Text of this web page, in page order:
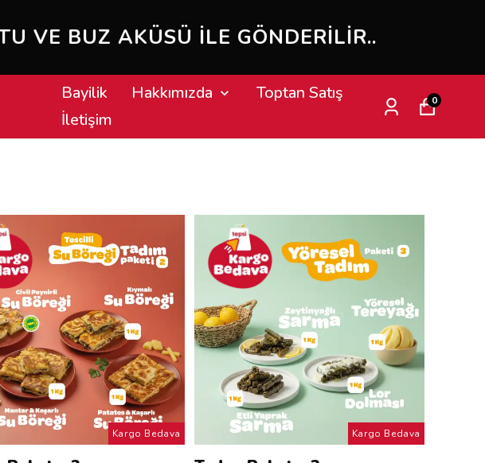
AKÜSÜ İLE GÖNDERILIR..
Bayilik Hakkımızda
Toptan Satış
İletişim
0
Kargo Bedava Kargo Bedava